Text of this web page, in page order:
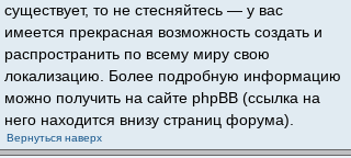
существует, то не стесняйтесь — у вас
имеется прекрасная возможность создать и
распространить по всему миру свою
локализацию. Более подробную информацию
можно получить на сайте phpBB (ссылка на
него находится внизу страниц форума).
Вернуться наверх